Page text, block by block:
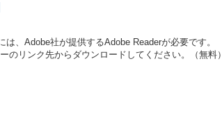
、Adobe社が提供するAdobe Readerが必要です。
のリンク先からダウンロードしてください。（無料）